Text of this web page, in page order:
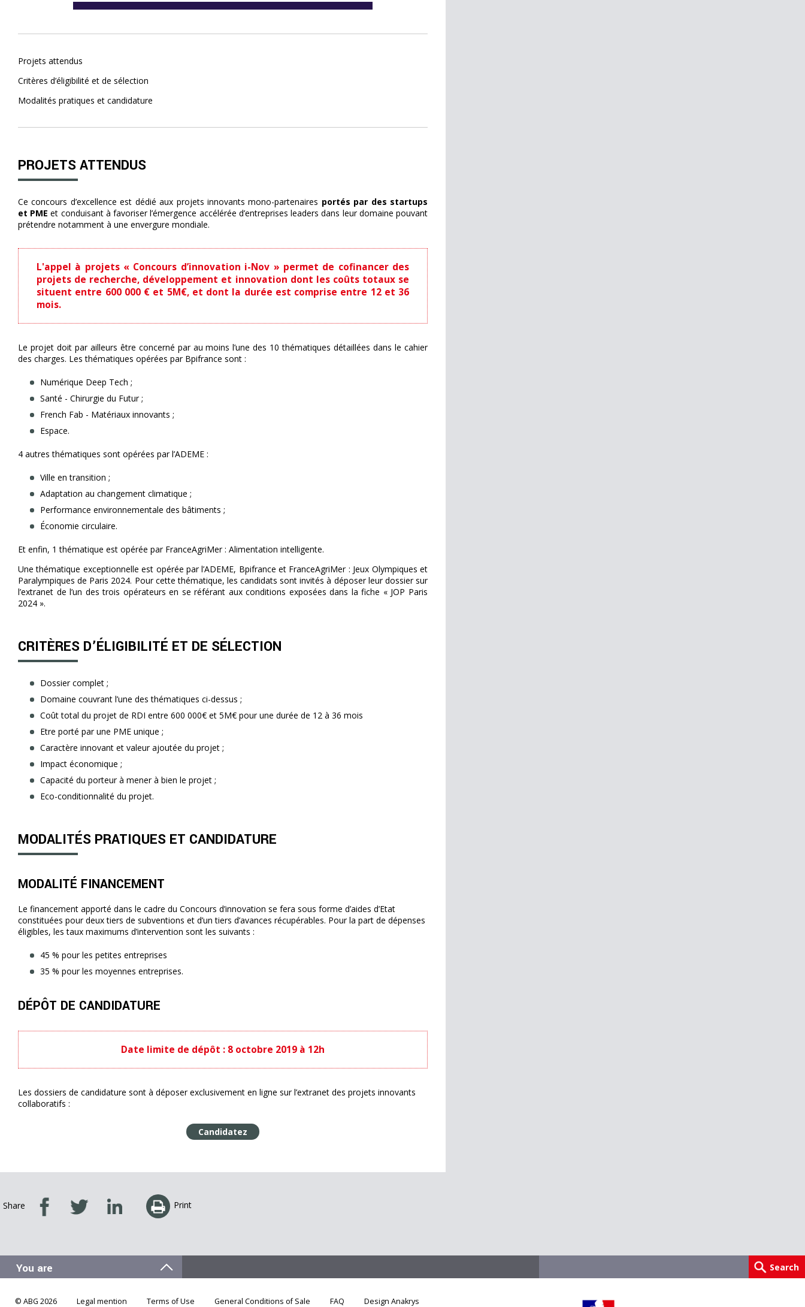
Projets attendus
Critères d’éligibilité et de sélection
Modalités pratiques et candidature
PROJETS ATTENDUS
Ce concours d’excellence est dédié aux projets innovants mono-partenaires portés par des startups
et PME et conduisant à favoriser l’émergence accélérée d’entreprises leaders dans leur domaine pouvant
prétendre notamment à une envergure mondiale.
L'appel à projets « Concours d’innovation i-Nov » permet de cofinancer des
projets de recherche, développement et innovation dont les coûts totaux se
situent entre 600 000 € et 5M€, et dont la durée est comprise entre 12 et 36
mois.
Le projet doit par ailleurs être concerné par au moins l’une des 10 thématiques détaillées dans le cahier
des charges. Les thématiques opérées par Bpifrance sont :
Numérique Deep Tech ;
Santé - Chirurgie du Futur ;
French Fab - Matériaux innovants ;
Espace.
4 autres thématiques sont opérées par l’ADEME :
Ville en transition ;
Adaptation au changement climatique ;
Performance environnementale des bâtiments ;
Économie circulaire.
Et enfin, 1 thématique est opérée par FranceAgriMer : Alimentation intelligente.
Une thématique exceptionnelle est opérée par l’ADEME, Bpifrance et FranceAgriMer : Jeux Olympiques et
Paralympiques de Paris 2024. Pour cette thématique, les candidats sont invités à déposer leur dossier sur
l’extranet de l’un des trois opérateurs en se référant aux conditions exposées dans la fiche « JOP Paris
2024 ».
CRITÈRES D’ÉLIGIBILITÉ ET DE SÉLECTION
Dossier complet ;
Domaine couvrant l’une des thématiques ci-dessus ;
Coût total du projet de RDI entre 600 000€ et 5M€ pour une durée de 12 à 36 mois
Etre porté par une PME unique ;
Caractère innovant et valeur ajoutée du projet ;
Impact économique ;
Capacité du porteur à mener à bien le projet ;
Eco-conditionnalité du projet.
MODALITÉS PRATIQUES ET CANDIDATURE
MODALITÉ FINANCEMENT
Le financement apporté dans le cadre du Concours d’innovation se fera sous forme d’aides d’Etat
constituées pour deux tiers de subventions et d’un tiers d’avances récupérables. Pour la part de dépenses
éligibles, les taux maximums d’intervention sont les suivants :
45 % pour les petites entreprises
35 % pour les moyennes entreprises.
DÉPÔT DE CANDIDATURE
Date limite de dépôt : 8 octobre 2019 à 12h
Les dossiers de candidature sont à déposer exclusivement en ligne sur l’extranet des projets innovants
collaboratifs :
Candidatez
Share Print
© ABG 2026 Legal mention Terms of Use General Conditions of Sale FAQ Design Anakrys